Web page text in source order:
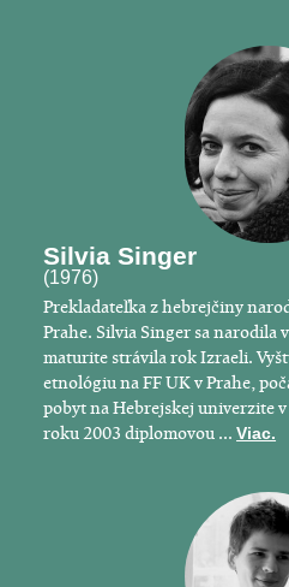
Silvia Singer
(1976)
Prekladateľka z hebrejčiny
Prahe. Silvia Singer sa narodila
maturite strávila rok Izraeli.
etnológiu na FF UK v Prahe,
pobyt na Hebrejskej univerzite
roku 2003 diplomovou ...Viac.